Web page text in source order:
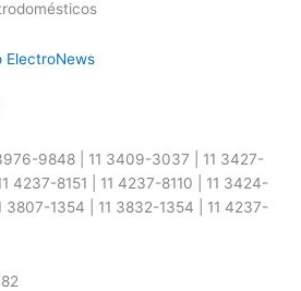
ElectroNews
9848 | 11 3409-3037 | 11 3427-
4237-8151 | 11 4237-8110 | 11 3424-
3807-1354 | 11 3832-1354 | 11 4237-